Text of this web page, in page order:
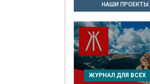
НАШИ ПРОЕКТЫ:
ЖУРНАЛ ДЛЯ ВСЕХ